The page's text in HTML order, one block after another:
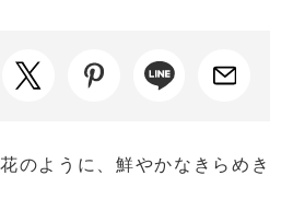
のように、鮮やかなきらめき